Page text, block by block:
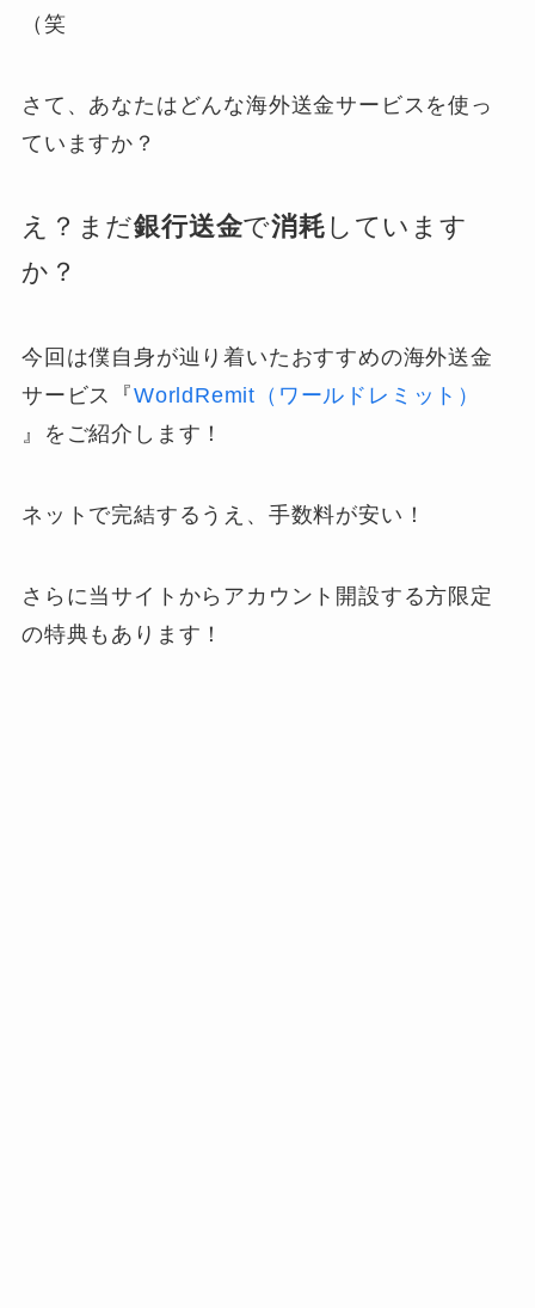
（笑
さて、あなたはどんな海外送金サービスを使っ
ていますか？
え？まだ銀行送金で消耗 しています
か？
今回は僕自身が辿り着いたおすすめの海外送金
サービス『WorldRemit（ワールドレミット）
』をご紹介します！
ネットで完結するうえ、手数料が安い！
さらに当サイトからアカウント開設する方限定
の特典もあります！